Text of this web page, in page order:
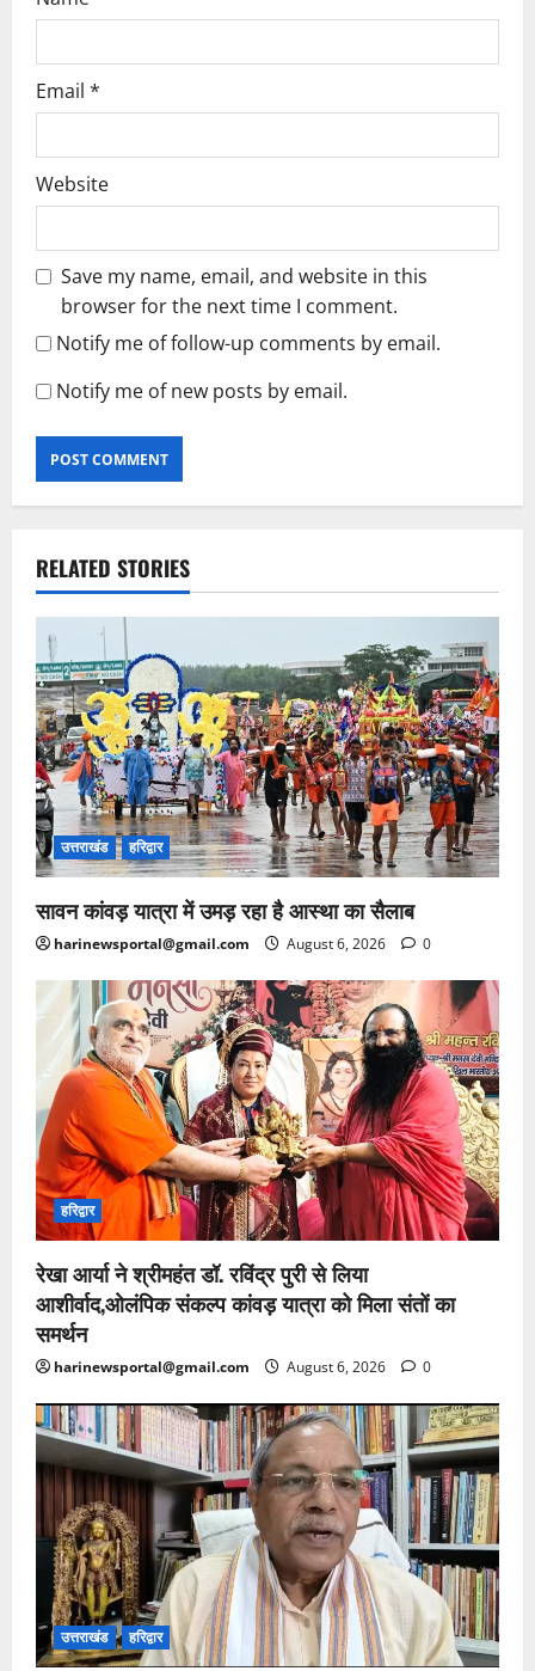
Email *
Website
Save my name, email, and website in this
browser for the next time I comment.
Notify me of follow-up comments by email.
Notify me of new posts by email.
RELATED STORIES
उत्तराखंड हरिद्वार
सावन कांवड़ यात्रा में उमड़ रहा है आस्था का सैलाब
harinewsportal@gmail.com August 6, 2026 0
हरिद्वार
रेखा आर्या ने श्रीमहंत डॉ. रविंद्र पुरी से लिया
आशीर्वाद,ओलंपिक संकल्प कांवड़ यात्रा को मिला संतों का
समर्थन
harinewsportal@gmail.com August 6, 2026 0
उत्तराखंड हरिद्वार